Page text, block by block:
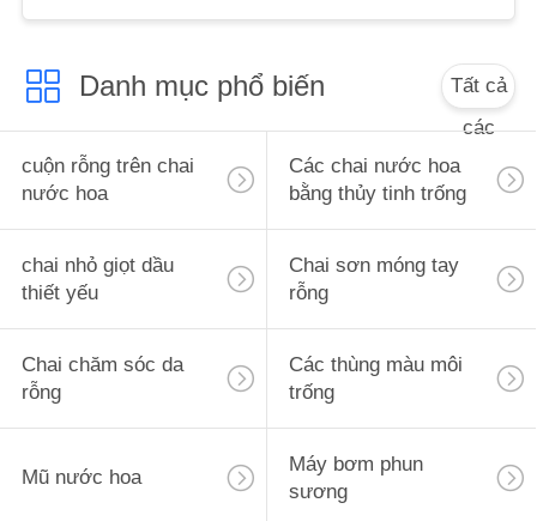
YÊU
CẦU
BÁO
GIÁ
SƠ
TRANG
WEB
PRIVACY
Danh mục phổ biến
Tất cả
các
cuộn rỗng trên chai
nước hoa
Các chai nước hoa
bằng thủy tinh trống
chai nhỏ giọt dầu
thiết yếu
Chai sơn móng tay
rỗng
Chai chăm sóc da
rỗng
Các thùng màu môi
trống
Mũ nước hoa
Máy bơm phun
sương